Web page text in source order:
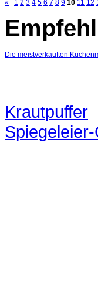
« 1 2 3 4 5 6 7 8 9 10 11 12
Die meistverkauften
Krautpuffer